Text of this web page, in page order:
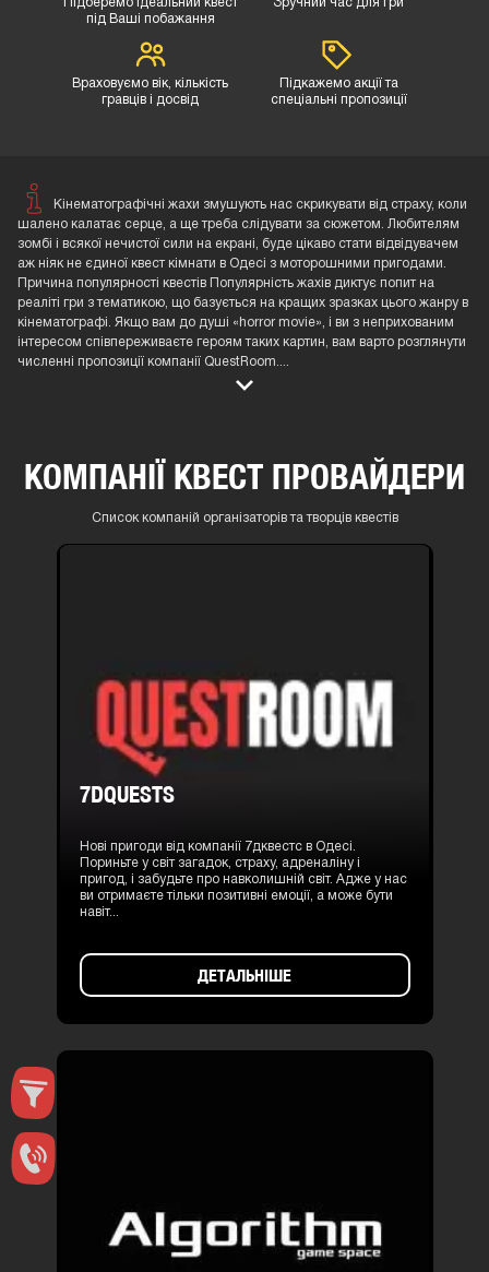
під Ваші побажання
Враховуємо вік, кількість
гравців і досвід
Підкажемо акції та
спеціальні пропозиції
Кінематографічні жахи змушують нас скрикувати від страху, коли
шалено калатає серце, а ще треба слідувати за сюжетом. Любителям
зомбі і всякої нечистої сили на екрані, буде цікаво стати відвідувачем
аж ніяк не єдиної квест кімнати в Одесі з моторошними пригодами.
Причина популярності квестів Популярність жахів диктує попит на
реаліті гри з тематикою, що базується на кращих зразках цього жанру в
кінематографі. Якщо вам до душі «horror movie», і ви з неприхованим
інтересом співпереживаєте героям таких картин, вам варто розглянути
численні пропозиції компанії QuestRoom.
КОМПАНІЇ КВЕСТ ПРОВАЙДЕРИ
Список компаній організаторів та творців квестів
7DQUESTS
Нові пригоди від компанії 7дквестс в Одесі.
Пориньте у світ загадок, страху, адреналіну і
пригод, і забудьте про навколишній світ. Адже у нас
ви отримаєте тільки позитивні емоції, а може бути
навіт...
ДЕТАЛЬНІШЕ